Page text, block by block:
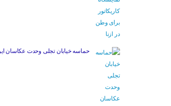
حماسه خیابان تجلی وحدت عکاسان